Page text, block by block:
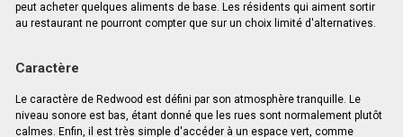
peut acheter quelques aliments de base. Les résidents qui aiment sortir
au restaurant ne pourront compter que sur un choix limité d'alternatives.
Caractère
Le caractère de Redwood est défini par son atmosphère tranquille. Le
niveau sonore est bas, étant donné que les rues sont normalement plutôt
calmes. Enfin, il est très simple d'accéder à un espace vert, comme